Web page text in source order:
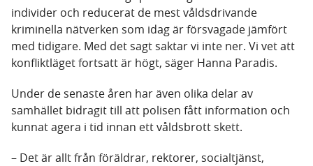
individer och reducerat de mest våldsdrivande
kriminella nätverken som idag är försvagade jämfört
med tidigare. Med det sagt saktar vi inte ner. Vi vet att
konfliktläget fortsatt är högt, säger Hanna Paradis.
Under de senaste åren har även olika delar av
samhället bidragit till att polisen fått information och
kunnat agera i tid innan ett våldsbrott skett.
– Det är allt från föräldrar, rektorer, socialtjänst,